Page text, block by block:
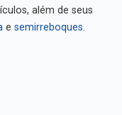
além de seus
e semirreboques.